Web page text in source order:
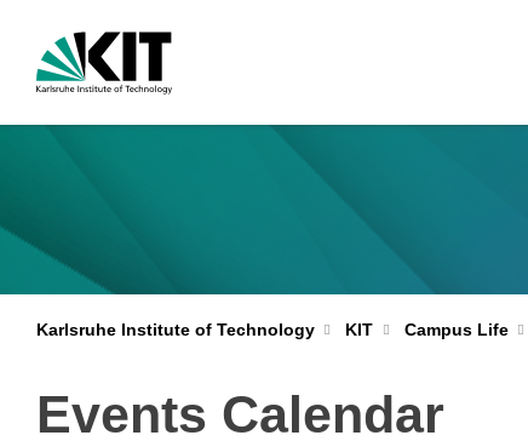
Karlsruhe Institute of Technology KIT Campus Life
Events Calendar